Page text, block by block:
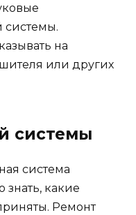
системы.
на
или других
системы
система
знать, какие
Ремонт